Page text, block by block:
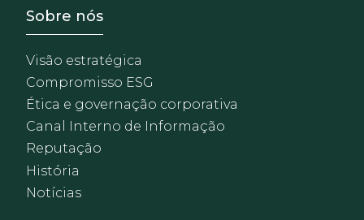
Footer - Sobre Nosotros
Sobre nós
Visão estratégica
Compromisso ESG
Ética e governação corporativa
Canal Interno de Informação
Reputação
História
Notícias